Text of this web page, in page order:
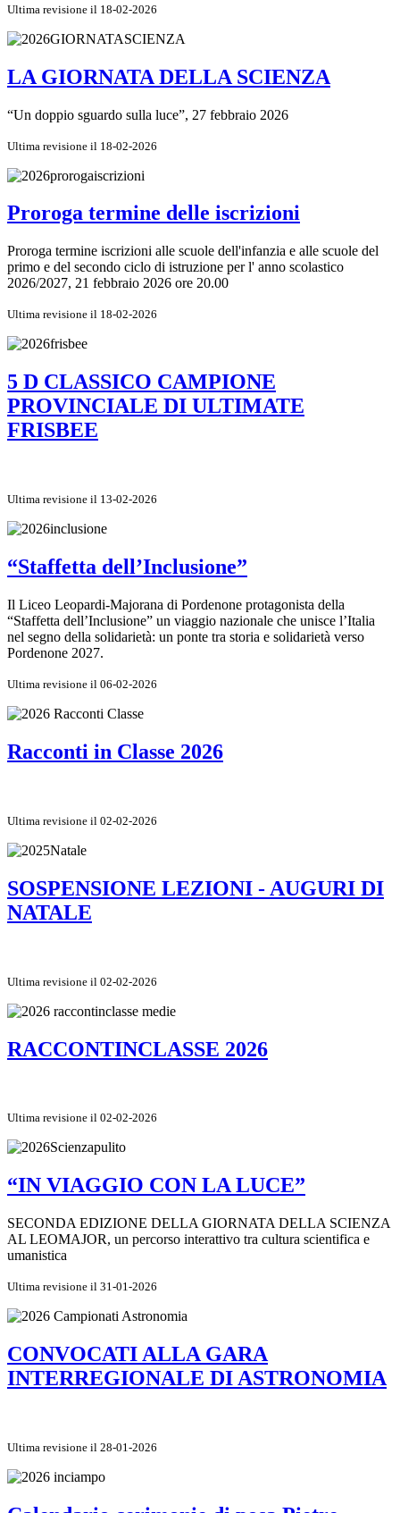
Ultima revisione il 18-02-2026
LA GIORNATA DELLA SCIENZA
“Un doppio sguardo sulla luce”, 27 febbraio 2026
Ultima revisione il 18-02-2026
Proroga termine delle iscrizioni
Proroga termine iscrizioni alle scuole dell'infanzia e alle scuole del
primo e del secondo ciclo di istruzione per l' anno scolastico
2026/2027, 21 febbraio 2026 ore 20.00
Ultima revisione il 18-02-2026
5 D CLASSICO CAMPIONE
PROVINCIALE DI ULTIMATE
FRISBEE
Ultima revisione il 13-02-2026
“Staffetta dell’Inclusione”
Il Liceo Leopardi-Majorana di Pordenone protagonista della
“Staffetta dell’Inclusione” un viaggio nazionale che unisce l’Italia
nel segno della solidarietà: un ponte tra storia e solidarietà verso
Pordenone 2027.
Ultima revisione il 06-02-2026
Racconti in Classe 2026
Ultima revisione il 02-02-2026
SOSPENSIONE LEZIONI - AUGURI DI
NATALE
Ultima revisione il 02-02-2026
RACCONTINCLASSE 2026
Ultima revisione il 02-02-2026
“IN VIAGGIO CON LA LUCE”
SECONDA EDIZIONE DELLA GIORNATA DELLA SCIENZA
AL LEOMAJOR, un percorso interattivo tra cultura scientifica e
umanistica
Ultima revisione il 31-01-2026
CONVOCATI ALLA GARA
INTERREGIONALE DI ASTRONOMIA
Ultima revisione il 28-01-2026